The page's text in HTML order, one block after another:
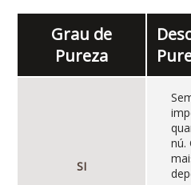
Grau de
Pureza
SI
nú.